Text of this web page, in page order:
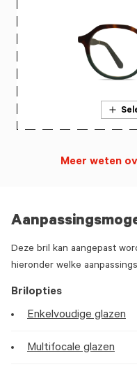
Deze bril kan aangepast
hieronder welke
Brilopties
Enkelvoudige glazen
Multifocale glazen
Meer weten